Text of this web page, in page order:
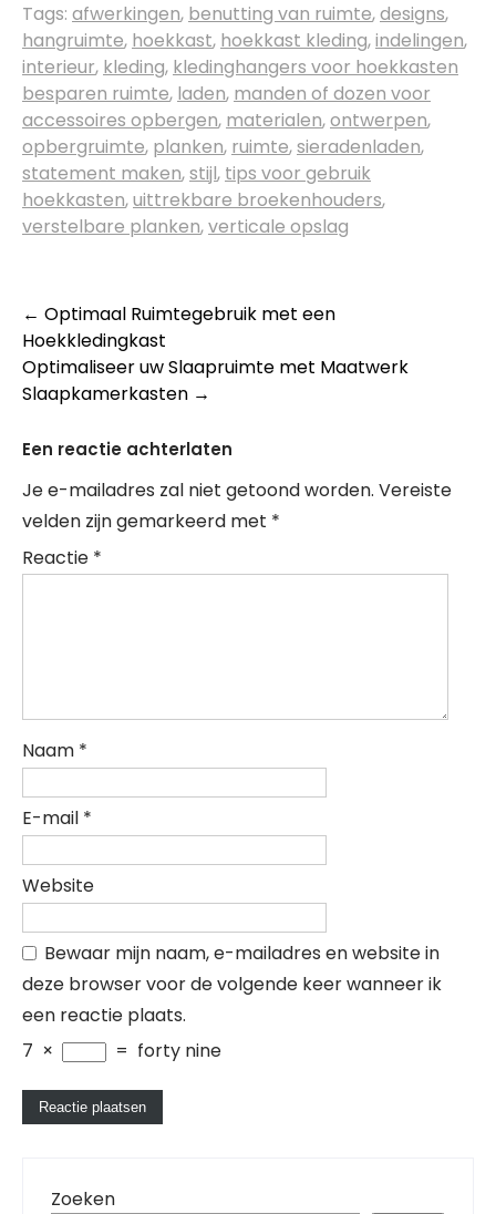
Tags: afwerkingen, benutting van ruimte,designs,
hangruimte, hoekkast, hoekkast kleding,indelingen,
interieur, kleding, kledinghangers voor hoekkasten
besparen ruimte, laden, manden of dozen voor
accessoires opbergen, materialen,ontwerpen,
opbergruimte, planken, ruimte,sieradenladen,
statement maken,stijl, tips voor gebruik
hoekkasten,uittrekbare broekenhouders,
verstelbare planken,verticale opslag
Berichtnavigatie
← Optimaal Ruimtegebruik met een
Hoekkledingkast
Optimaliseer uw Slaapruimte met Maatwerk
Slaapkamerkasten →
Een reactie achterlaten
Je e-mailadres zal niet getoond worden. Vereiste
velden zijn gemarkeerd met *
Reactie *
Naam *
E-mail *
Website
Bewaar mijn naam, e-mailadres en website in
deze browser voor de volgende keer wanneer ik
een reactie plaats.
7 × = forty nine
Zoeken